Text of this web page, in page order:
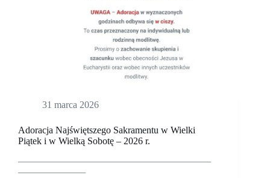
31 marca 2026
Adoracja Najświętszego Sakramentu w Wielki
Piątek i w Wielką Sobotę – 2026 r.
————————————————————
———————